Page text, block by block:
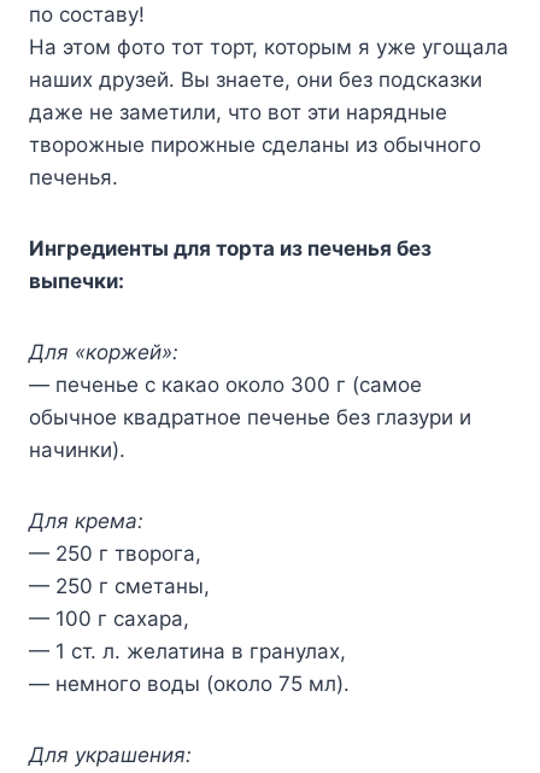
по составу!
На этом фото тот торт, которым я уже угощала
наших друзей. Вы знаете, они без подсказки
даже не заметили, что вот эти нарядные
творожные пирожные сделаны из обычного
печенья.
Ингредиенты для торта из печенья без
выпечки:
Для «коржей»:
— печенье с какао около 300 г (самое
обычное квадратное печенье без глазури и
начинки).
Для крема:
— 250 г творога,
— 250 г сметаны,
— 100 г сахара,
— 1 ст. л. желатина в гранулах,
— немного воды (около 75 мл).
Для украшения: